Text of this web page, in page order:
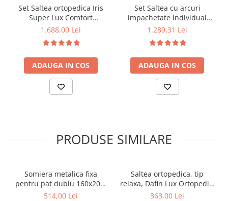
Set Saltea ortopedica Iris
Super Lux Comfort
160x200x26cm, fermitate
Bonell, sistem aerisire
banda Spaceair, Saltsib
plus 2 perne 50x70cm, husa
hipoalergenica lavabila la
95°C si pilota matlasata
iarna antialergica,
1.688,00 Lei
ADAUGA IN COS
Set Saltea cu arcuri
impachetate individual
Pocket Spring Milano,
mediu spre soft, sistem de
aerisire perimetral, Saltex
plus 2 perne matlasate,
umplutura poliester,
50x70cm si husa
hipoalergenica, microfibra,
1.289,31 Lei
ADAUGA IN COS
PRODUSE SIMILARE
Somiera metalica fixa
pentru pat dublu 160x200,
6 picioare, 32 lamele lemn
514,00 Lei
Saltea ortopedica, tip
relaxa, Dafin Lux Ortopedic,
90x200x21cm, fermitate
363,00 Lei